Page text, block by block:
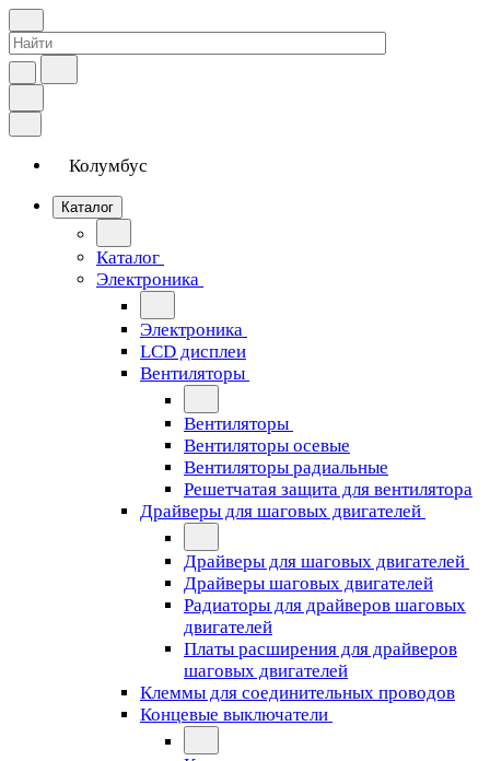
Колумбус
Каталог
Каталог
Электроника
Электроника
LCD дисплеи
Вентиляторы
Вентиляторы
Вентиляторы осевые
Вентиляторы радиальные
Решетчатая защита для вентилятора
Драйверы для шаговых двигателей
Драйверы для шаговых двигателей
Драйверы шаговых двигателей
Радиаторы для драйверов шаговых
двигателей
Платы расширения для драйверов
шаговых двигателей
Клеммы для соединительных проводов
Концевые выключатели